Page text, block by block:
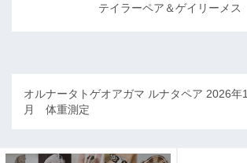
テイラーペア＆ゲイリーメス
オルナータトゲオアガマ ルナタペア 2026年1
月 体重測定